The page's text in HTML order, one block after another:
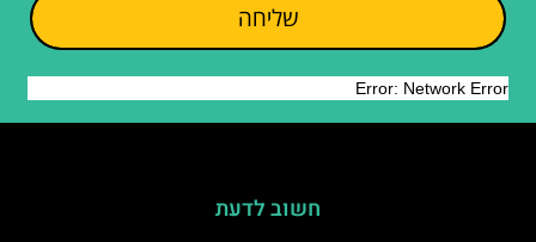
שליחה
חשוב לדעת